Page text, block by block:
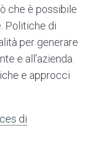
che è possibile
Politiche di
per generare
e all’azienda.
e approcci
di